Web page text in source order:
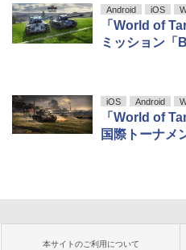
Android iOS
「World of
ミッション「
iOS Android
「World of
国際トーナメ
本サイトのご利用について